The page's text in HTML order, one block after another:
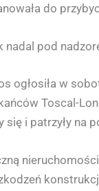
do
nadal pod
ogłosiła w
Toscal-
się i patrzyły na